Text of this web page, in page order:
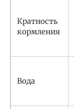
Кратность
кормления
Вода